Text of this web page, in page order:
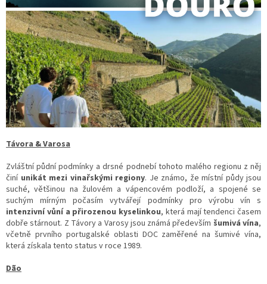
Távora & Varosa
Zvláštní půdní podmínky a drsné podnebí tohoto malého regionu z něj
činí unikát mezi vinařskými regiony. Je známo, že místní půdy jsou
suché, většinou na žulovém a vápencovém podloží, a spojené se
suchým mírným počasím vytvářejí podmínky pro výrobu vín s
intenzivní vůní a přirozenou kyselinkou, která mají tendenci časem
dobře stárnout. Z Távory a Varosy jsou známá především šumivá vína,
včetně prvního portugalské oblasti DOC zaměřené na šumivé vína,
která získala tento status v roce 1989.
Dão